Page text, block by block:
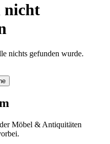
nicht
nichts gefunden wurde.
Möbel & Antiquitäten